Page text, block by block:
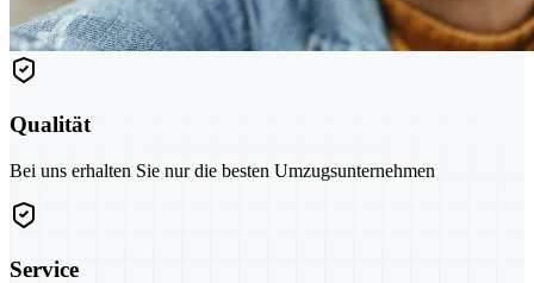
Qualität
Bei uns erhalten Sie nur die besten Umzugsunternehmen
Service